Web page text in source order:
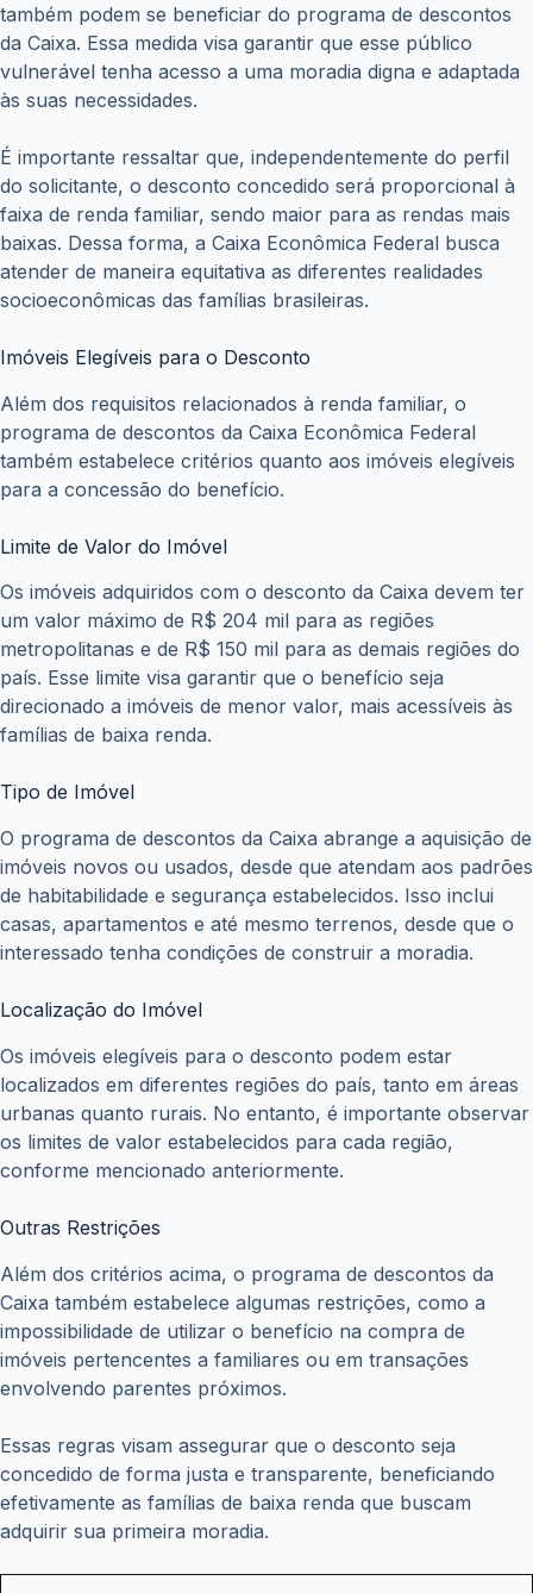
também podem se beneficiar do programa de descontos
da Caixa. Essa medida visa garantir que esse público
vulnerável tenha acesso a uma moradia digna e adaptada
às suas necessidades.
É importante ressaltar que, independentemente do perfil
do solicitante, o desconto concedido será proporcional à
faixa de renda familiar, sendo maior para as rendas mais
baixas. Dessa forma, a Caixa Econômica Federal busca
atender de maneira equitativa as diferentes realidades
socioeconômicas das famílias brasileiras.
Imóveis Elegíveis para o Desconto
Além dos requisitos relacionados à renda familiar, o
programa de descontos da Caixa Econômica Federal
também estabelece critérios quanto aos imóveis elegíveis
para a concessão do benefício.
Limite de Valor do Imóvel
Os imóveis adquiridos com o desconto da Caixa devem ter
um valor máximo de R$ 204 mil para as regiões
metropolitanas e de R$ 150 mil para as demais regiões do
país. Esse limite visa garantir que o benefício seja
direcionado a imóveis de menor valor, mais acessíveis às
famílias de baixa renda.
Tipo de Imóvel
O programa de descontos da Caixa abrange a aquisição de
imóveis novos ou usados, desde que atendam aos padrões
de habitabilidade e segurança estabelecidos. Isso inclui
casas, apartamentos e até mesmo terrenos, desde que o
interessado tenha condições de construir a moradia.
Localização do Imóvel
Os imóveis elegíveis para o desconto podem estar
localizados em diferentes regiões do país, tanto em áreas
urbanas quanto rurais. No entanto, é importante observar
os limites de valor estabelecidos para cada região,
conforme mencionado anteriormente.
Outras Restrições
Além dos critérios acima, o programa de descontos da
Caixa também estabelece algumas restrições, como a
impossibilidade de utilizar o benefício na compra de
imóveis pertencentes a familiares ou em transações
envolvendo parentes próximos.
Essas regras visam assegurar que o desconto seja
concedido de forma justa e transparente, beneficiando
efetivamente as famílias de baixa renda que buscam
adquirir sua primeira moradia.